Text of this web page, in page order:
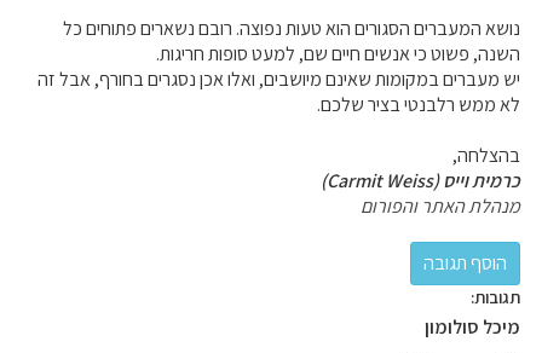
נושא המעברים הסגורים הוא טעות נפוצה. רובם נשארים פתוחים כל
השנה, פשוט כי אנשים חיים שם, למעט סופות חריגות.
יש מעברים במקומות שאינם מיושבים, ואלו אכן נסגרים בחורף, אבל זה
לא ממש רלבנטי בציר שלכם.
בהצלחה,
כרמית וייס (Carmit Weiss)
מנהלת האתר והפורום
תגובות:
מיכל סולומון